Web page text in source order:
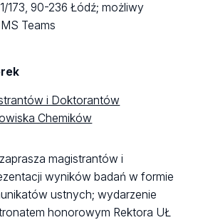
173, 90-236 Łódź; możliwy
Teams
i Doktorantów
Chemików
magistrantów i
wyników badań w formie
ustnych; wydarzenie
honorowym Rektora UŁ